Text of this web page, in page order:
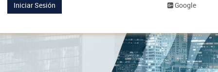
Google
Iniciar Sesión